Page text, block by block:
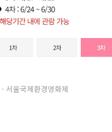
서울국제환경영화제